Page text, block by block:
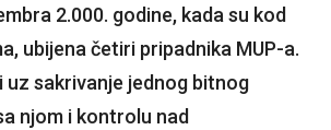
2.000. godine, kada su kod
ubijena četiri pripadnika MUP-a.
sakrivanje jednog bitnog
njom i kontrolu nad